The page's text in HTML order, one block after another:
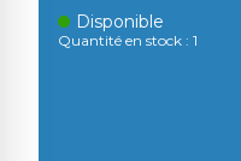
Disponible
Quantité en stock : 1